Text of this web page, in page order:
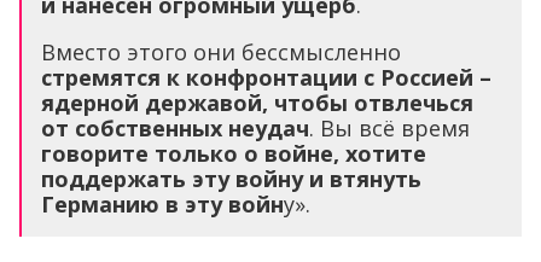
Вместо этого они бессмысленно
стремятся к конфронтации с Россией –
ядерной державой, чтобы отвлечься
от собственных неудач. Вы всё время
говорите только о войне, хотите
поддержать эту войну и втянуть
Германию в эту войну».